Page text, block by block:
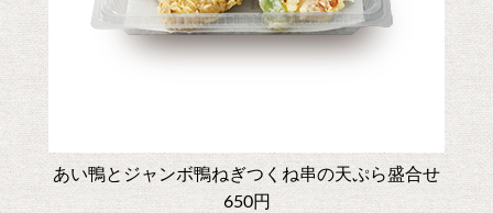
あい鴨とジャンボ鴨ねぎつくね串の天ぷら盛合せ
650円